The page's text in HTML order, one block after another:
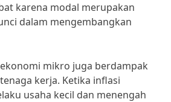
karena modal merupakan
dalam mengembangkan
mikro juga berdampak
kerja. Ketika inflasi
usaha kecil dan menengah